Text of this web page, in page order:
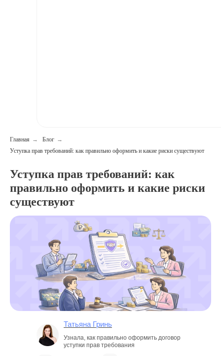
Главная → Блог →
Уступка прав требований: как правильно оформить и какие риски существуют
Уступка прав требований: как
правильно оформить и какие риски
существуют
Узнала, как правильно оформить договор
уступки прав требования
Татьяна Гринь